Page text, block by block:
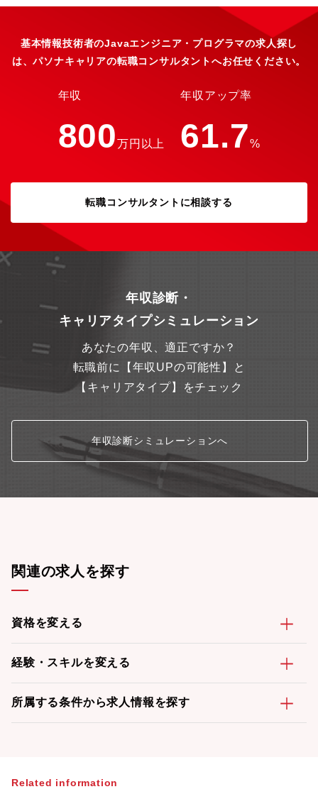
基本情報技術者のJavaエンジニア・プログラマの求人探し
は、パソナキャリアの転職コンサルタントへお任せください。
年収
800万円以上
年収アップ率
61.7%
転職コンサルタントに相談する
年収診断・
キャリアタイプシミュレーション
あなたの年収、適正ですか？
転職前に【年収UPの可能性】と
【キャリアタイプ】をチェック
年収診断シミュレーションへ
関連の求人を探す
資格を変える
経験・スキルを変える
所属する条件から求人情報を探す
Related information